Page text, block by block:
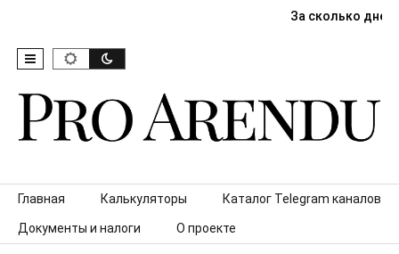
За сколько дней
Skip to content
Главная Калькуляторы Каталог Telegram каналов
Документы и налоги О проекте